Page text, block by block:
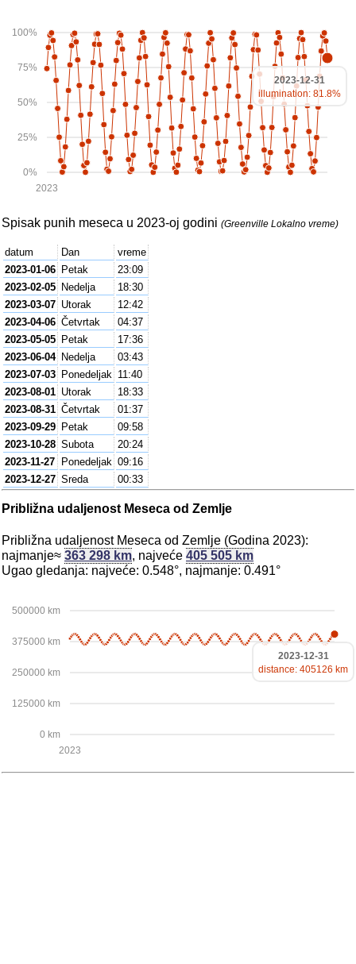
0%
25%
50%
75%
100%
2023
2023-12-31
illumination: 81.8%
Spisak punih meseca u 2023-oj godini (Greenville Lokalno vreme)
datum Dan
vreme
2023-01-06 Petak
23:09
2023-02-05 Nedelja
18:30
2023-03-07 Utorak
12:42
2023-04-06 Četvrtak
04:37
2023-05-05 Petak
17:36
2023-06-04 Nedelja
03:43
2023-07-03 Ponedeljak 11:40
2023-08-01 Utorak
18:33
2023-08-31 Četvrtak
01:37
2023-09-29 Petak
09:58
2023-10-28 Subota
20:24
2023-11-27
Ponedeljak 09:16
2023-12-27 Sreda 00:33
Približna udaljenost Meseca od Zemlje
Približna udaljenost Meseca od Zemlje (Godina 2023):
najmanje≈ 363 298 km, najveće 405 505 km
Ugao gledanja: najveće: 0.548°, najmanje: 0.491°
0 km
125000 km
250000 km
375000 km
500000 km
2023
2023-12-31
distance: 405126 km